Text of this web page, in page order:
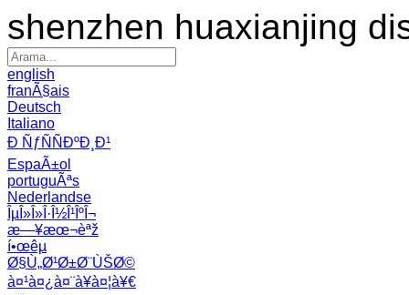
shenzhen huaxianjing
english
franÃ§ais
Deutsch
Italiano
Ð ÑƒÑÑÐºÐ¸Ð¹
EspaÃ±ol
portuguÃªs
Nederlandse
ÎµÎ»Î»Î·Î½Î¹ÎºÎ¬
æ—¥æœ¬èªž
í•œêµ­
Ø§Ù„Ø¹Ø±Ø¨ÙŠØ©
à¤¹à¤¿à¤¨à¥à¤¦à¥€